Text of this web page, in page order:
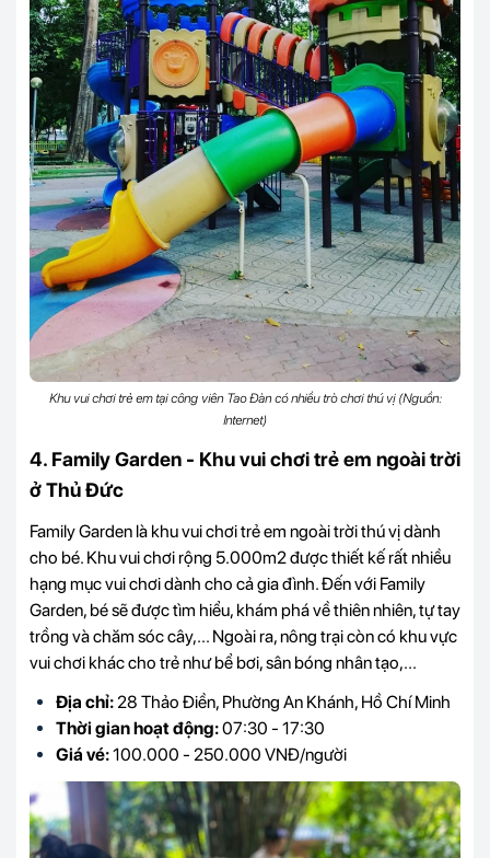
Khu vui chơi trẻ em tại công viên Tao Đàn có nhiều trò chơi thú vị (Nguồn:
Internet)
4. Family Garden - Khu vui chơi trẻ em ngoài trời
ở Thủ Đức
Family Garden là khu vui chơi trẻ em ngoài trời thú vị dành
cho bé. Khu vui chơi rộng 5.000m2 được thiết kế rất nhiều
hạng mục vui chơi dành cho cả gia đình. Đến với Family
Garden, bé sẽ được tìm hiểu, khám phá về thiên nhiên, tự tay
trồng và chăm sóc cây,... Ngoài ra, nông trại còn có khu vực
vui chơi khác cho trẻ như bể bơi, sân bóng nhân tạo,...
Địa chỉ: 28 Thảo Điền, Phường An Khánh, Hồ Chí Minh
Thời gian hoạt động:07:30 - 17:30
Giá vé:100.000 - 250.000 VNĐ/người